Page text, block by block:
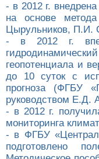
- в 2012 г.
на основе
Цырульников, П.И.
- в 2012 г.
геопотенциала и
до 10 суток с
прогноза (ФГБУ
руководством Е.Д.
- в 2012 г.
мониторинга
- в ФГБУ
подготовлено